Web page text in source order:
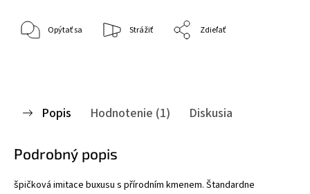
Opýtať sa Strážiť Zdieľať
Popis Hodnotenie (1) Diskusia
Podrobný popis
špičková imitace buxusu s přírodním kmenem. Štandardne